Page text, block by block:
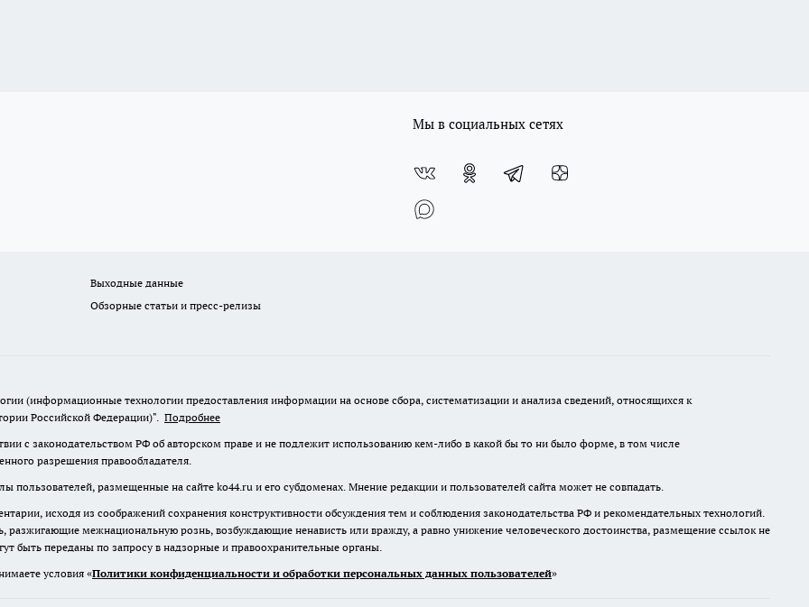
Мы в социальных сетях
Выходные данные
Обзорные статьи и пресс-релизы
(информационные технологии предоставления информации на основе сбора, систематизации и анализа сведений, относящихся к
Российской Федерации)". Подробнее
с законодательством РФ об авторском праве и не подлежит использованию кем-либо в какой бы то ни было форме, в том числе
разрешения правообладателя.
пользователей, размещенные на сайте ko44.ru и его субдоменах. Мнение редакции и пользователей сайта может не совпадать.
исходя из соображений сохранения конструктивности обсуждения тем и соблюдения законодательства РФ и рекомендательных технологий.
межнациональную рознь, возбуждающие ненависть или вражду, а равно унижение человеческого достоинства, размещение ссылок не
быть переданы по запросу в надзорные и правоохранительные органы.
условия «Политики конфиденциальности и обработки персональных данных пользователей»